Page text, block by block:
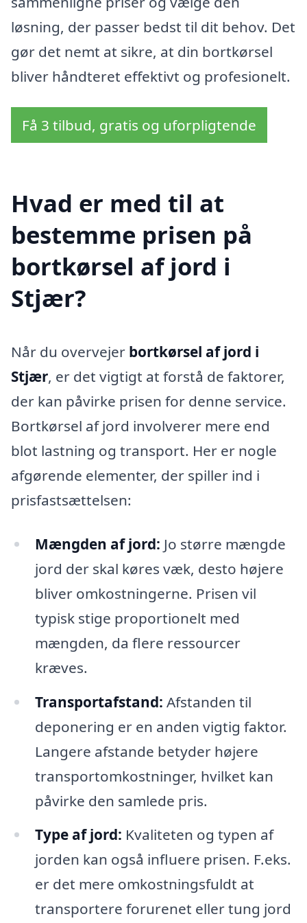
løsning, der passer bedst til dit behov. Det
gør det nemt at sikre, at din bortkørsel
bliver håndteret effektivt og profesionelt.
Få 3 tilbud, gratis og uforpligtende
Hvad er med til at
bestemme prisen på
bortkørsel af jord i
Stjær?
Når du overvejer bortkørsel af jord i
Stjær, er det vigtigt at forstå de faktorer,
der kan påvirke prisen for denne service.
Bortkørsel af jord involverer mere end
blot lastning og transport. Her er nogle
afgørende elementer, der spiller ind i
prisfastsættelsen:
Mængden af jord: Jo større mængde
jord der skal køres væk, desto højere
bliver omkostningerne. Prisen vil
typisk stige proportionelt med
mængden, da flere ressourcer
kræves.
Transportafstand: Afstanden til
deponering er en anden vigtig faktor.
Langere afstande betyder højere
transportomkostninger, hvilket kan
påvirke den samlede pris.
Type af jord: Kvaliteten og typen af
jorden kan også influere prisen. F.eks.
er det mere omkostningsfuldt at
transportere forurenet eller tung jord